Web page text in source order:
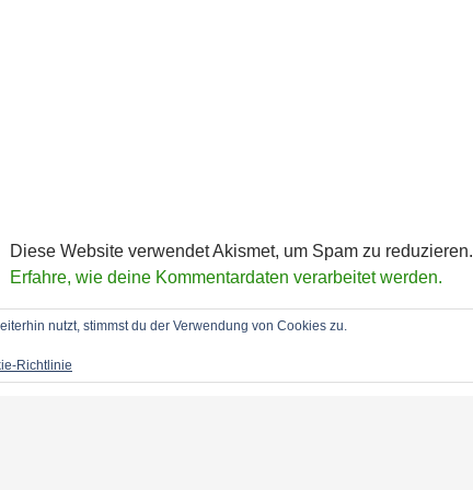
Diese Website verwendet Akismet, um Spam zu reduzieren.
Erfahre, wie deine Kommentardaten verarbeitet werden.
nutzt, stimmst du der Verwendung von Cookies zu.
Richtlinie